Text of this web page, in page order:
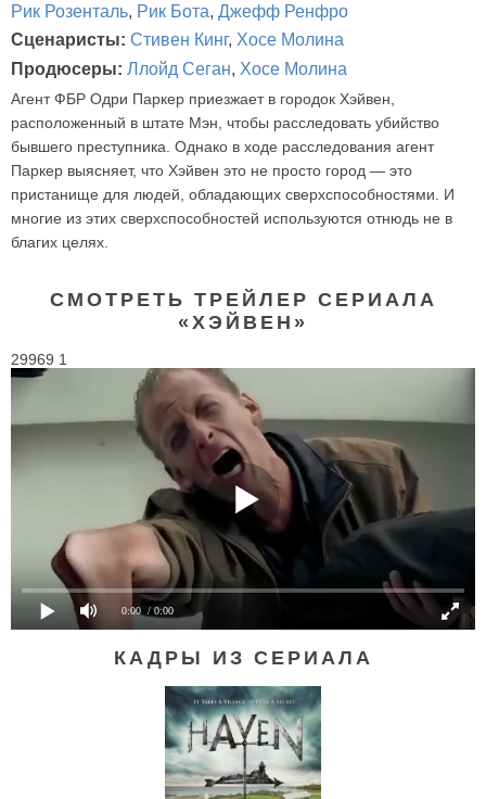
Рик Розенталь, Рик Бота, Джефф Ренфро
Сценаристы: Стивен Кинг, Хосе Молина
Продюсеры: Ллойд Сеган, Хосе Молина
Агент ФБР Одри Паркер приезжает в городок Хэйвен,
расположенный в штате Мэн, чтобы расследовать убийство
бывшего преступника. Однако в ходе расследования агент
Паркер выясняет, что Хэйвен это не просто город — это
пристанище для людей, обладающих сверхспособностями. И
многие из этих сверхспособностей используются отнюдь не в
благих целях.
СМОТРЕТЬ ТРЕЙЛЕР СЕРИАЛА
«ХЭЙВЕН»
29969 1
0:00 / 0:00
КАДРЫ ИЗ СЕРИАЛА